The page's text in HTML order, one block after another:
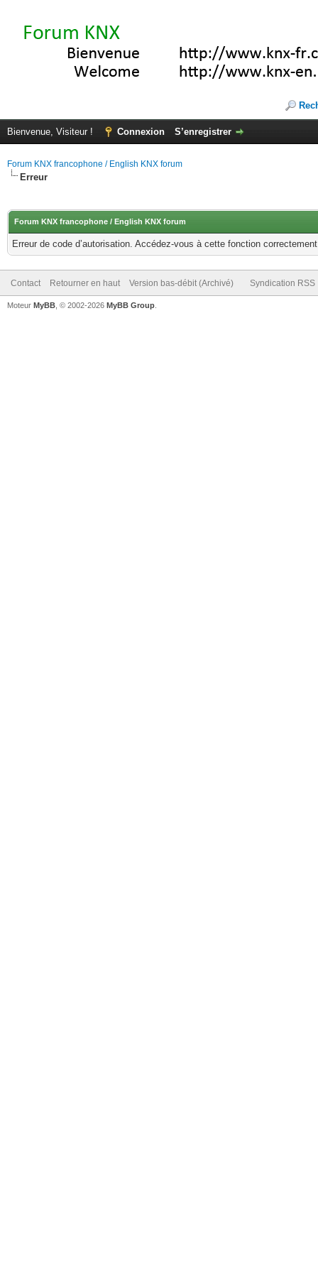
Bienvenue, Visiteur ! Connexion S’enregistrer
Forum KNX francophone / English KNX forum
Erreur
Forum KNX francophone / English KNX forum
Erreur de code d’autorisation. Accédez-vous à cette fonction
Contact Retourner en haut Version bas-débit (Archivé) Syndication RSS
Moteur MyBB , © 2002-2026 MyBB Group